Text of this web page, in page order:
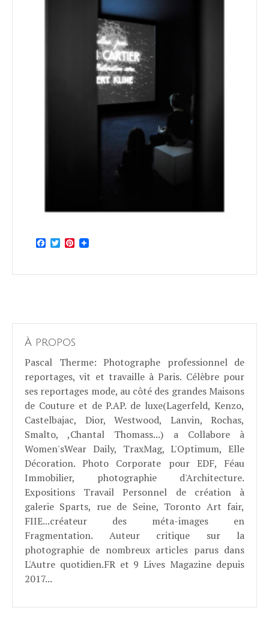
Facebook
TwitterPinterest
À propos
Pascal Therme: Photographe professionnel de
reportages, vit et travaille à Paris. Célèbre pour
ses reportages mode, au côté des grandes Maisons
de Couture et de P.AP. de luxe(Lagerfeld, Kenzo,
Castelbajac, Dior, Westwood, Lanvin, Rochas,
Smalto, ,Chantal Thomass...) a Collabore à
Women'sWear Daily, TraxMag, L'Optimum, Elle
Décoration. Photo Corporate pour EDF, Féau
Immobilier, photographie d'Architecture.
Expositions Travail Personnel de création à
galerie Sparts, rue de Seine, Toronto Art fair,
FIIE...créateur des méta-images en
Fragmentation. Auteur critique sur la
photographie de nombreux articles parus dans
L'Autre quotidien.FR et 9 Lives Magazine depuis
2017...